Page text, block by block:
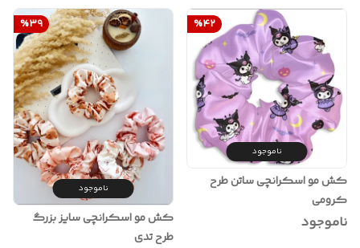
%42
ناموجود
کش مو اسکرانچی ساتن طرح
کرومی
ناموجود
%39
ناموجود
کش مو اسکرانچی سایز بزرگ
طرح تدی